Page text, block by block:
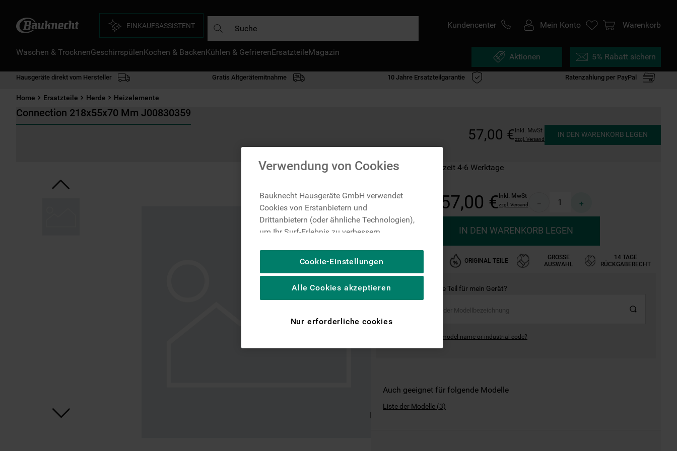
EINKAUFSASSISTENT Kundencenter Mein Konto Warenkorb
Waschen & TrocknenGeschirrspülenKochen & BackenKühlen & GefrierenErsatzteileMagazin Aktionen 5% Rabatt sichern
Hausgeräte direkt vom Hersteller Gratis Altgerätemitnahme 10 Jahre Ersatzteilgarantie Ratenzahlung per PayPal
Home Ersatzteile Herde Heizelemente
Connection 218x55x70 Mm J00830359
57,00 € Inkl. MwSt
zzgl. Versand
IN DEN WARENKORB LEGEN
Auf Lager: Lieferzeit 4-6 Werktage
57,00 €Inkl. MwSt
zzgl. Versand ＋
IN DEN WARENKORB LEGEN
ORIGINAL TEILE
GROSSE A
USWAHL
14 TAGE
RÜCKGABERECHT
Ist dies das richtige Teil für mein Gerät?
Where can I find the model name or industrial code?
Auch geeignet für folgende Modelle
Liste der Modelle (3)
Verwendung von Cookies
Bauknecht Hausgeräte GmbH verwendet
Cookies von Erstanbietern und
Drittanbietern (oder ähnliche Technologien),
um Ihr Surf-Erlebnis zu verbessern
um die redaktionellen Inhalte der Website
basierend auf Ihrer Nutzung der Website zu
personalisieren, die Funktionalität der
spezifische Funktionen anzubieten
(einschließlich über Drittanbieter und auf
Plattformen, beispielsweise Google LLC –
Cookie-Einstellungen
Nur erforderliche cookies
Alle Cookies akzeptieren
DIE HÄUFIGSTEN SUCHANFRAGEN
gefrierschrank